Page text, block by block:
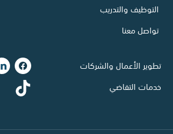
التوظيف والتدريب
تواصل معنا
تطوير الأعمال والشركات
خدمات التقاضي